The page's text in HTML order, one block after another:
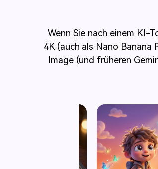
Wenn Sie nach einem KI-
4K (auch als Nano Banana
Image (und früheren